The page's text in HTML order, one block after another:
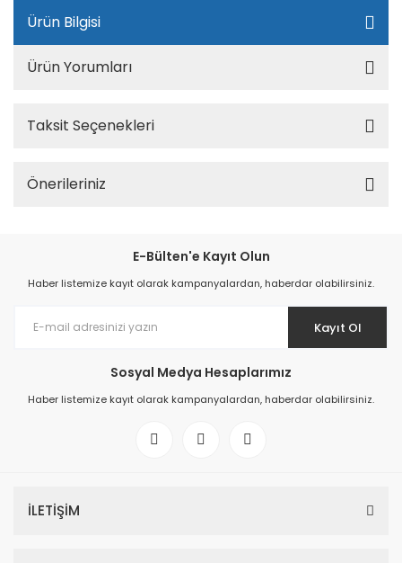
Ürün Bilgisi
Ürün Yorumları
Taksit Seçenekleri
Önerileriniz
E-Bülten'e Kayıt Olun
Haber listemize kayıt olarak kampanyalardan, haberdar olabilirsiniz.
Kayıt Ol
Sosyal Medya Hesaplarımız
Haber listemize kayıt olarak kampanyalardan, haberdar olabilirsiniz.
İLETİŞİM